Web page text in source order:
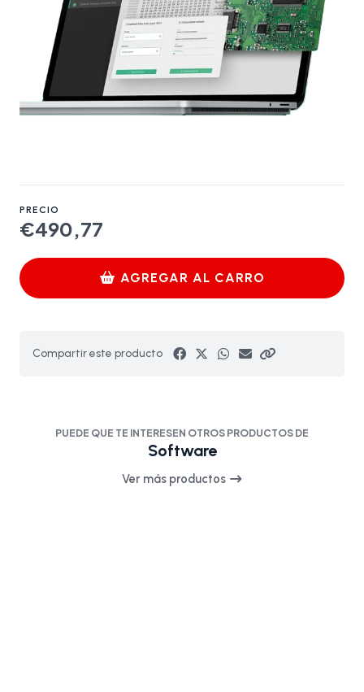
PRECIO
€490,77
AGREGAR AL CARRO
Compartir este producto
PUEDE QUE TE INTERESEN OTROS PRODUCTOS DE
Software
Ver más productos